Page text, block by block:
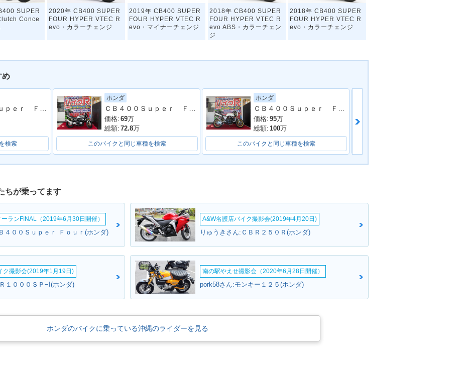
SUPER
Conce
2020年 CB400 SUPER
FOUR HYPER VTEC R
evo・カラーチェンジ
2019年 CB400 SUPER
FOUR HYPER VTEC R
evo・マイナーチェンジ
2018年 CB400 SUPER
FOUR HYPER VTEC R
evo ABS・カラーチェン
ジ
2018年 CB400 SUPER
FOUR HYPER VTEC R
evo・カラーチェンジ
SUPER
VTEC R
ーチェンジ
2016年 CB400 SUPER
FOUR HYPER VTEC R
evo Special Edition・
特別・限定仕様
2016年 CB400 SUPER
FOUR HYPER VTEC R
evo ABS E Package・
カラーチェンジ
2016年 CB400 SUPER
FOUR HYPER VTEC R
evo ABS・カラーチェン
2016年 CB400 SUPER
FOUR HYPER VTEC R
SUPER
VTEC R
2014年 CB400 SUPER
FOUR HYPER VTEC R
ンジ
2014年 CB400 SUPER
FOUR HYPER VTEC R
evo・マイナーチェンジ
2012年 CB400 SUPER
FOUR HYPER VTEC R
特別・限定仕様
2012年 CB400 SUPER
FOUR HYPER VTEC R
特別・限定仕様
2011年 CB400 SUPER
2011年 CB400 SUPER
FOUR HYPER VTEC R
め
検索
ホンダ
価格: 69万
総額: 72.8万
このバイクと同じ車種を検索
ホンダ
価格: 95万
総額: 100万
このバイクと同じ車種を検索
ちが乗ってます
ランFINAL（2019年6月30日開催）
４００Ｓｕｐｅｒ Ｆｏｕｒ(ホンダ)
A&W名護店バイク撮影会(2019年4月20日)
りゅうきさん:ＣＢＲ２５０Ｒ(ホンダ)
ク撮影会(2019年1月19日)
１０００ＳＰ−I(ホンダ)
南の駅やえせ撮影会（2020年6月28日開催）
pork58さん:モンキー１２５(ホンダ)
ホンダのバイクに乗っている沖縄のライダーを見る